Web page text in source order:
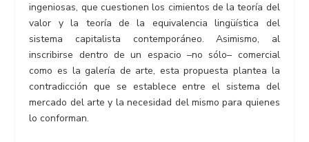
ingeniosas, que cuestionen los cimientos de la teoría del
valor y la teoría de la equivalencia lingüística del
sistema capitalista contemporáneo. Asimismo, al
inscribirse dentro de un espacio –no sólo– comercial
como es la galería de arte, esta propuesta plantea la
contradicción que se establece entre el sistema del
mercado del arte y la necesidad del mismo para quienes
lo conforman.